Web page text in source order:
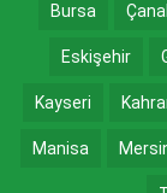
Bursa
Eskişehir
Kayseri
Manisa